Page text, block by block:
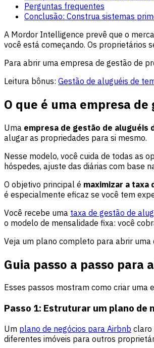
Perguntas frequentes
Conclusão: Construa sistemas
A Mordor Intelligence prevê que o
você está começando. Os proprietários
Para abrir uma empresa de gestão de
Leitura bônus: Gestão de aluguéis de
O que é uma empresa
Uma empresa de gestão de aluguéis
alugar as propriedades para si mesmo.
Nesse modelo, você cuida de todas as
hóspedes, ajuste das diárias com base
O objetivo principal é maximizar a taxa
é especialmente eficaz se você tem
Você recebe uma taxa de gestão de
o modelo de mensalidade fixa: você
Veja um plano completo para abrir
Guia passo a passo para
Esses passos mostram como criar
Passo 1: Estruturar um plano de
Um plano de negócios para Airbnb claro
diferentes imóveis para outros